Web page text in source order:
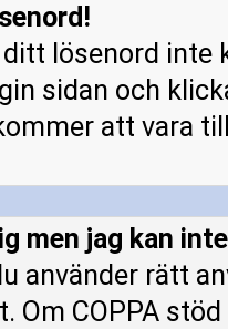
ditt lösenord
sidan och
att vara
men jag kan
använder rätt
Om COPPA